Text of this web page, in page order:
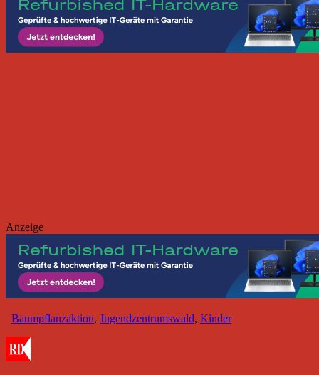
Anzeige
Baumpflanzaktion, Jugendzentrumswald, Kinder